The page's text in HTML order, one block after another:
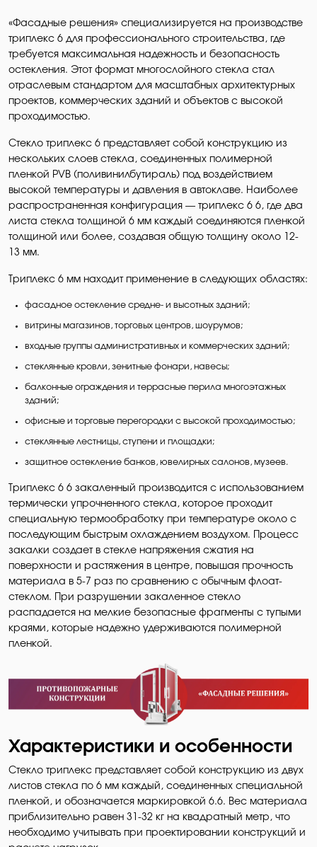
«Фасадные решения» специализируется на производстве
триплекс 6 для профессионального строительства, где
требуется максимальная надежность и безопасность
остекления. Этот формат многослойного стекла стал
отраслевым стандартом для масштабных архитектурных
проектов, коммерческих зданий и объектов с высокой
проходимостью.
Стекло триплекс 6 представляет собой конструкцию из
нескольких слоев стекла, соединенных полимерной
пленкой PVB (поливинилбутираль) под воздействием
высокой температуры и давления в автоклаве. Наиболее
распространенная конфигурация — триплекс 6 6, где два
листа стекла толщиной 6 мм каждый соединяются пленкой
толщиной или более, создавая общую толщину около 12-
13 мм.
Триплекс 6 мм находит применение в следующих областях:
фасадное остекление средне- и высотных зданий;
витрины магазинов, торговых центров, шоурумов;
входные группы административных и коммерческих зданий;
стеклянные кровли, зенитные фонари, навесы;
балконные ограждения и террасные перила многоэтажных
зданий;
офисные и торговые перегородки с высокой проходимостью;
стеклянные лестницы, ступени и площадки;
защитное остекление банков, ювелирных салонов, музеев.
Триплекс 6 6 закаленный производится с использованием
термически упрочненного стекла, которое проходит
специальную термообработку при температуре около с
последующим быстрым охлаждением воздухом. Процесс
закалки создает в стекле напряжения сжатия на
поверхности и растяжения в центре, повышая прочность
материала в 5-7 раз по сравнению с обычным флоат-
стеклом. При разрушении закаленное стекло
распадается на мелкие безопасные фрагменты с тупыми
краями, которые надежно удерживаются полимерной
пленкой.
Характеристики и особенности
Стекло триплекс представляет собой конструкцию из двух
листов стекла по 6 мм каждый, соединенных специальной
пленкой, и обозначается маркировкой 6.6. Вес материала
приблизительно равен 31-32 кг на квадратный метр, что
необходимо учитывать при проектировании конструкций и